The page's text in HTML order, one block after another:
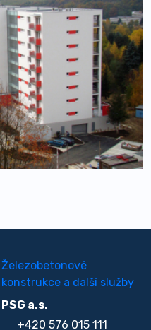
Železobetonové
konstrukce a další služby
PSG a.s.
+420 576 015 111